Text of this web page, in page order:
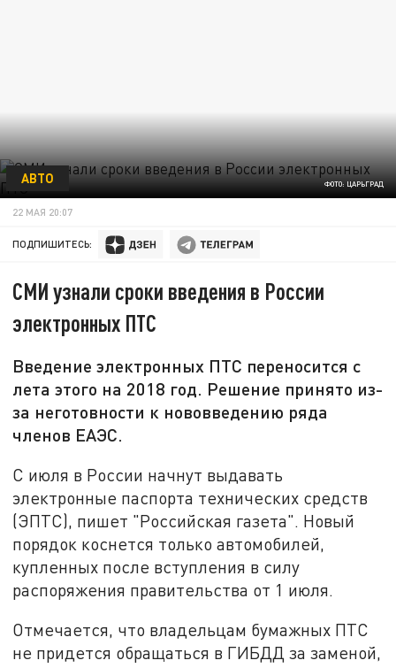
ФОТО: ЦАРЬГРАД
АВТО
22 МАЯ 20:07
ПОДПИШИТЕСЬ:
СМИ узнали сроки введения в России
электронных ПТС
Введение электронных ПТС переносится с
лета этого на 2018 год. Решение принято из-
за неготовности к нововведению ряда
членов ЕАЭС.
С июля в России начнут выдавать
электронные паспорта технических средств
(ЭПТС), пишет "Российская газета". Новый
порядок коснется только автомобилей,
купленных после вступления в силу
распоряжения правительства от 1 июля.
Отмечается, что владельцам бумажных ПТС
не придется обращаться в ГИБДД за заменой,